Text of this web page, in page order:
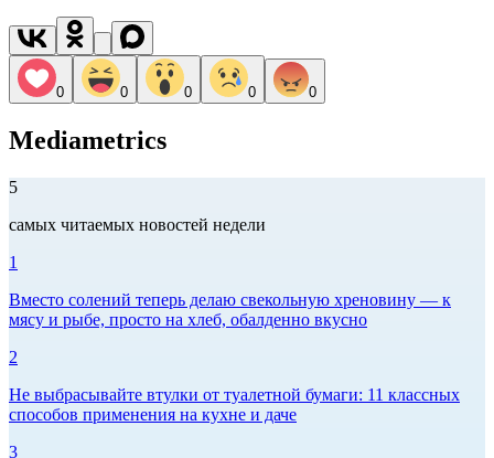
0 0 0 0 0
Mediametrics
5
самых читаемых новостей недели
1
Вместо солений теперь делаю свекольную хреновину — к
мясу и рыбе, просто на хлеб, обалденно вкусно
2
Не выбрасывайте втулки от туалетной бумаги: 11 классных
способов применения на кухне и даче
3